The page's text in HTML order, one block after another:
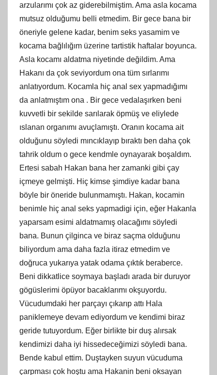
arzularımı çok az giderebilmiştim. Ama asla kocama
mutsuz olduğumu belli etmedim. Bir gece bana bir
öneriyle gelene kadar, benim seks yasamim ve
kocama bağlılığım üzerine tartistik haftalar boyunca.
Asla kocamı aldatma niyetinde değildim. Ama
Hakanı da çok seviyordum ona tüm sırlarımı
anlatıyordum. Kocamla hiç anal sex yapmadığımı
da anlatmıştım ona . Bir gece vedalaşırken beni
kuvvetli bir sekilde sarılarak öpmüş ve eliylede
ıslanan organımı avuçlamıştı. Oranın kocama ait
olduğunu söyledi mıncıklayıp bıraktı ben daha çok
tahrik oldum o gece kendmle oynayarak boşaldım.
Ertesi sabah Hakan bana her zamanki gibi çay
içmeye gelmişti. Hiç kimse şimdiye kadar bana
böyle bir öneride bulunmamıştı. Hakan, kocamin
benimle hiç anal seks yapmadigi için, eğer Hakanla
yaparsam esimi aldatmamış olacağımı söyledi
bana. Bunun çilginca ve biraz saçma olduğunu
biliyordum ama daha fazla itiraz etmedim ve
doğruca yukarıya yatak odama çıktık beraberce.
Beni dikkatlice soymaya başladı arada bir duruyor
gögüslerimi öpüyor bacaklarımı okşuyordu.
Vücudumdaki her parçayı çıkarıp attı Hala
paniklemeye devam ediyordum ve kendimi biraz
geride tutuyordum. Eğer birlikte bir duş alırsak
kendimizi daha iyi hissedeceğimizi söyledi bana.
Bende kabul ettim. Duştayken suyun vücuduma
çarpması çok hoştu ama Hakanin beni oksayan